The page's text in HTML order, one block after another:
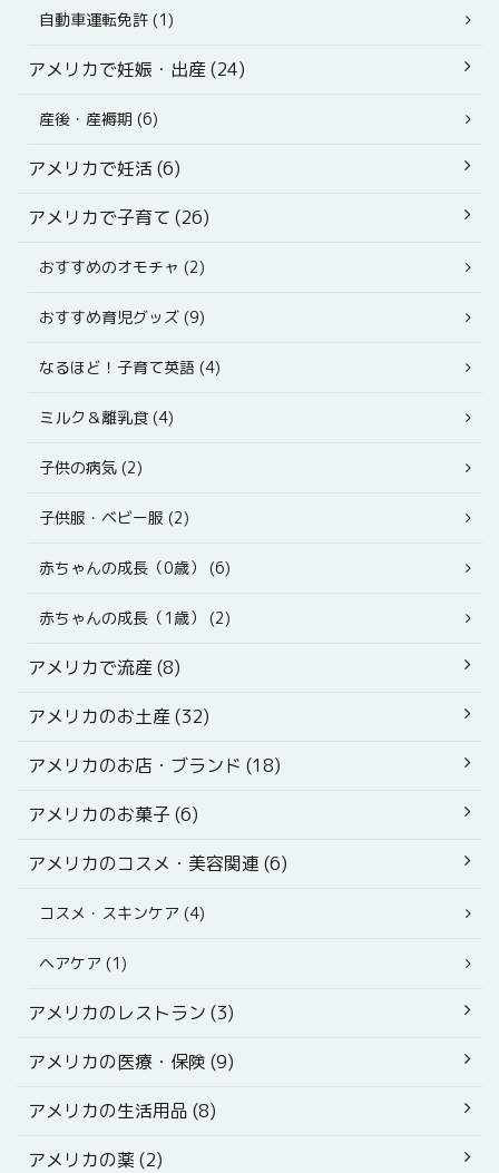
自動車運転免許 (1)
アメリカで妊娠・出産 (24)
産後・産褥期 (6)
アメリカで妊活 (6)
アメリカで子育て (26)
おすすめのオモチャ (2)
おすすめ育児グッズ (9)
なるほど！子育て英語 (4)
ミルク＆離乳食 (4)
子供の病気 (2)
子供服・ベビー服 (2)
赤ちゃんの成長（0歳） (6)
赤ちゃんの成長（1歳） (2)
アメリカで流産 (8)
アメリカのお土産 (32)
アメリカのお店・ブランド (18)
アメリカのお菓子 (6)
アメリカのコスメ・美容関連 (6)
コスメ・スキンケア (4)
ヘアケア (1)
アメリカのレストラン (3)
アメリカの医療・保険 (9)
アメリカの生活用品 (8)
アメリカの薬 (2)